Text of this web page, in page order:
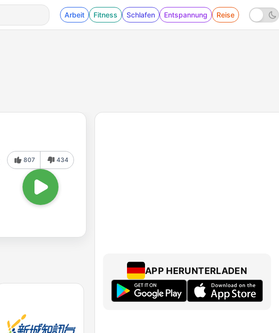
Arbeit Fitness Schlafen Entspannung Reise
807 434
APP HERUNTERLADEN